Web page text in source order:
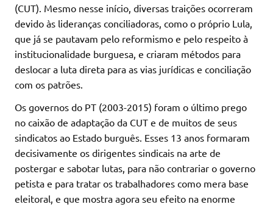
(CUT). Mesmo nesse início, diversas traições ocorreram
devido às lideranças conciliadoras, como o próprio Lula,
que já se pautavam pelo reformismo e pelo respeito à
institucionalidade burguesa, e criaram métodos para
deslocar a luta direta para as vias jurídicas e conciliação
com os patrões.
Os governos do PT (2003-2015) foram o último prego
no caixão de adaptação da CUT e de muitos de seus
sindicatos ao Estado burguês. Esses 13 anos formaram
decisivamente os dirigentes sindicais na arte de
postergar e sabotar lutas, para não contrariar o governo
petista e para tratar os trabalhadores como mera base
eleitoral, e que mostra agora seu efeito na enorme